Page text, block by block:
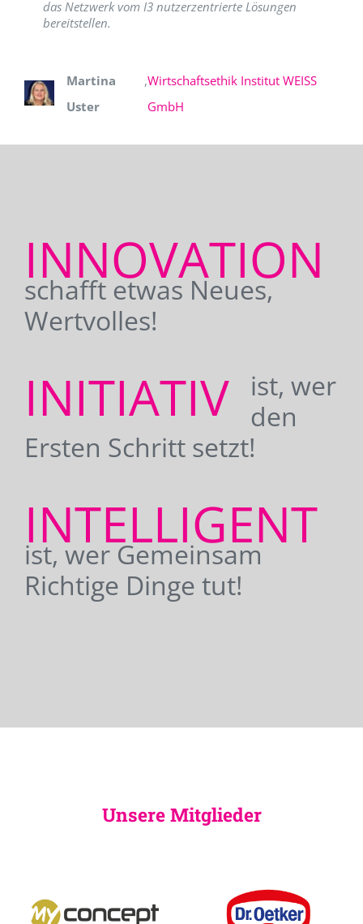
das Netzwerk vom I3 nutzerzentrierte Lösungen
bereitstellen.
Martina
Uster
,Wirtschaftsethik Institut WEISS
GmbH
INNOVATION
schafft etwas Neues,
Wertvolles!
INITIATIV
ist, wer
den
Ersten Schritt setzt!
INTELLIGENT
ist, wer Gemeinsam
Richtige Dinge tut!
Unsere Mitglieder